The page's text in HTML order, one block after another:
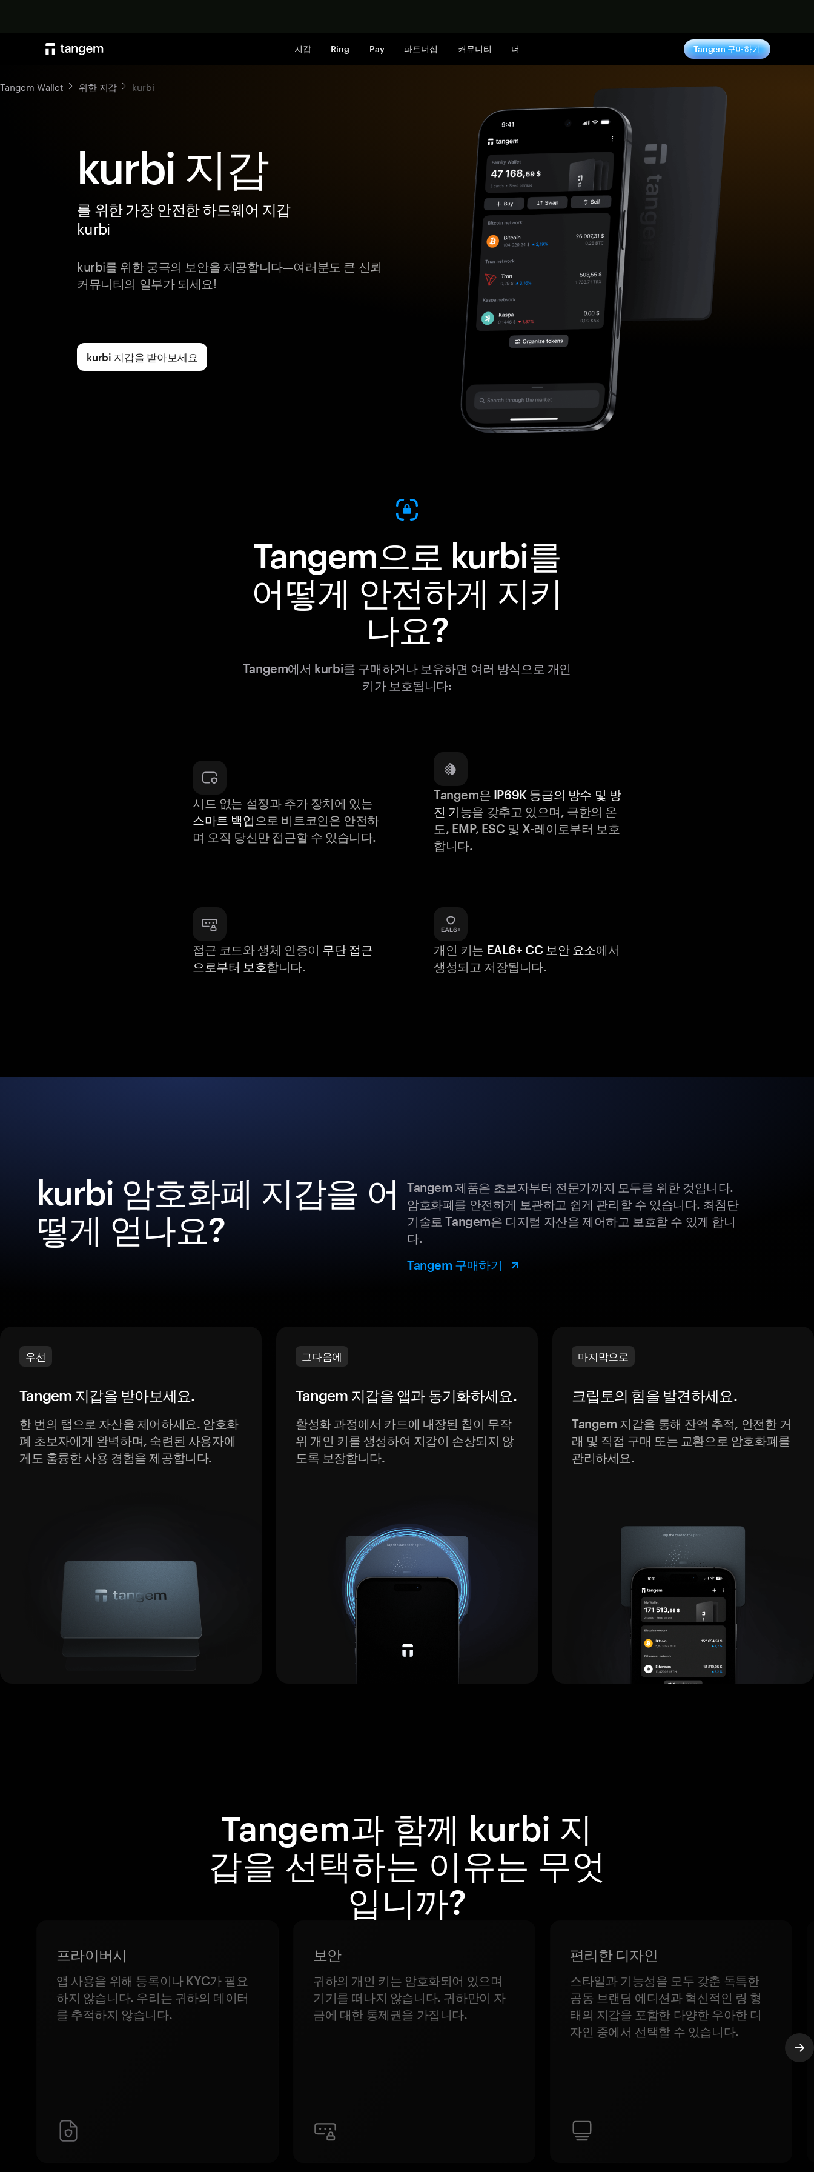
지갑 Ring Pay 파트너십 커뮤니티 더 Tangem 구매하기
Tangem Wallet 위한 지갑 kurbi
kurbi 지갑
를 위한 가장 안전한 하드웨어 지갑
kurbi
kurbi를 위한 궁극의 보안을 제공합니다—여러분도 큰 신뢰
커뮤니티의 일부가 되세요!
kurbi 지갑을 받아보세요
Tangem으로 kurbi를
어떻게 안전하게 지키
나요?
Tangem에서 kurbi를 구매하거나 보유하면 여러 방식으로 개인
키가 보호됩니다:
시드 없는 설정과 추가 장치에 있는
스마트 백업 으로 비트코인은 안전하
며 오직 당신만 접근할 수 있습니다.
Tangem은 IP69K 등급의 방수 및 방
진 기능을 갖추고 있으며, 극한의 온
도, EMP, ESC 및 X-레이로부터 보호
합니다.
접근 코드와 생체 인증이 무단 접근
으로부터 보호합니다.
개인 키는 EAL6+ CC 보안 요소에서
생성되고 저장됩니다.
kurbi 암호화폐 지갑을 어
떻게 얻나요?
Tangem 제품은 초보자부터 전문가까지 모두를 위한 것입니다.
암호화폐를 안전하게 보관하고 쉽게 관리할 수 있습니다. 최첨단
기술로 Tangem은 디지털 자산을 제어하고 보호할 수 있게 합니
다.
Tangem 구매하기
우선
Tangem 지갑을 받아보세요.
한 번의 탭으로 자산을 제어하세요. 암호화
폐 초보자에게 완벽하며, 숙련된 사용자에
게도 훌륭한 사용 경험을 제공합니다.
그다음에
Tangem 지갑을 앱과 동기화하세요.
활성화 과정에서 카드에 내장된 칩이 무작
위 개인 키를 생성하여 지갑이 손상되지 않
도록 보장합니다.
마지막으로
크립토의 힘을 발견하세요.
Tangem 지갑을 통해 잔액 추적, 안전한 거
래 및 직접 구매 또는 교환으로 암호화폐를
관리하세요.
Tangem과 함께 kurbi 지
갑을 선택하는 이유는 무엇
입니까?
프라이버시
앱 사용을 위해 등록이나 KYC가 필요
하지 않습니다. 우리는 귀하의 데이터
를 추적하지 않습니다.
보안
귀하의 개인 키는 암호화되어 있으며
기기를 떠나지 않습니다. 귀하만이 자
금에 대한 통제권을 가집니다.
편리한 디자인
스타일과 기능성을 모두 갖춘 독특한
공동 브랜딩 에디션과 혁신적인 링 형
태의 지갑을 포함한 다양한 우아한 디
자인 중에서 선택할 수 있습니다.